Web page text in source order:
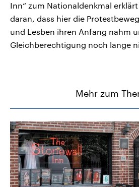
Inn“ zum Nationaldenkmal
daran, dass hier die
und Lesben ihren Anfang nahm
Gleichberechtigung noch lange
Mehr zum